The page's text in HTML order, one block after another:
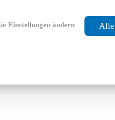
Einstellungen ändern Alle